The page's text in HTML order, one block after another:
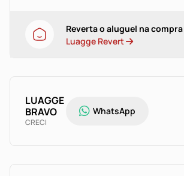
Reverta o aluguel na
Luagge Revert
LUAGGE
BRAVO
CRECI
WhatsApp